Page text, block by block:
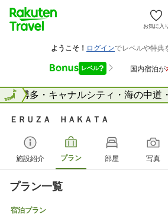
お気に入り
博多・キャナルシティ・海の中道
全国
ＥＲＵＺＡ ＨＡＫＡＴＡ
施設紹介 プラン 部屋 写真
プラン一覧
宿泊プラン